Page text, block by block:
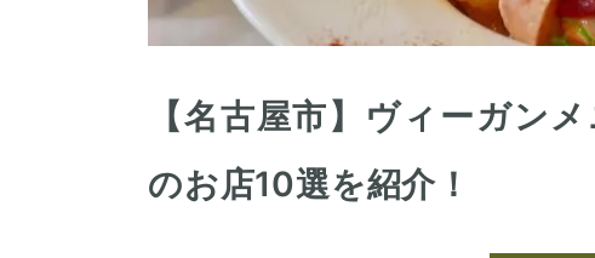
【名古屋市】ヴィーガン
のお店10選を紹介！